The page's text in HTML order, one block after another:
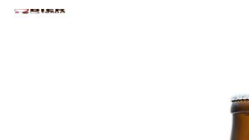
Zum